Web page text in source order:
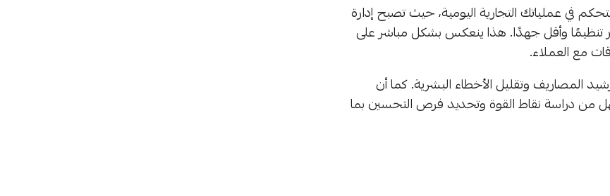
في عملياتك التجارية اليومية، حيث تصبح إدارة
تنظيمًا وأقل جهدًا. هذا ينعكس بشكل مباشر على
مع العملاء.
المصاريف وتقليل الأخطاء البشرية. كما أن
من دراسة نقاط القوة وتحديد فرص التحسين بما